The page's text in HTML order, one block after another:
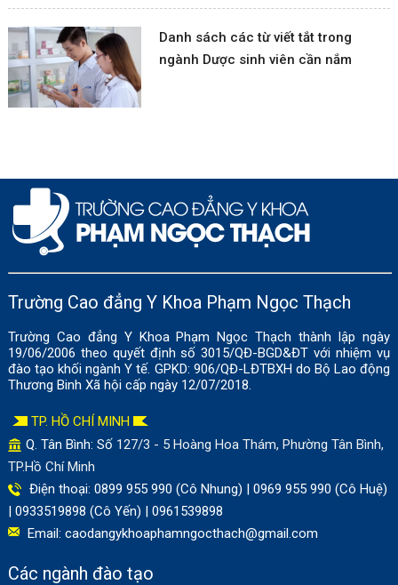
Danh sách các từ viết tắt trong
ngành Dược sinh viên cần nắm
Trường Cao đẳng Y Khoa Phạm Ngọc Thạch
Trường Cao đẳng Y Khoa Phạm Ngọc Thạch thành lập ngày
19/06/2006 theo quyết định số 3015/QĐ-BGD&ĐT với nhiệm vụ
đào tạo khối ngành Y tế. GPKD: 906/QĐ-LĐTBXH do Bộ Lao động
Thương Binh Xã hội cấp ngày 12/07/2018.
TP. HỒ CHÍ MINH
Q. Tân Bình: Số 127/3 - 5 Hoàng Hoa Thám, Phường Tân Bình,
TP.Hồ Chí Minh
Điện thoại: 0899 955 990 (Cô Nhung) | 0969 955 990 (Cô Huệ)
| 0933519898 (Cô Yến) | 0961539898
Email: caodangykhoaphamngocthach@gmail.com
Các ngành đào tạo